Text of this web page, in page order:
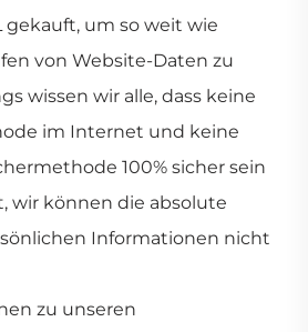
gekauft, um so weit wie
von Website-Daten zu
wissen wir alle, dass keine
im Internet und keine
100% sicher sein
wir können die absolute
Informationen nicht
zu unseren